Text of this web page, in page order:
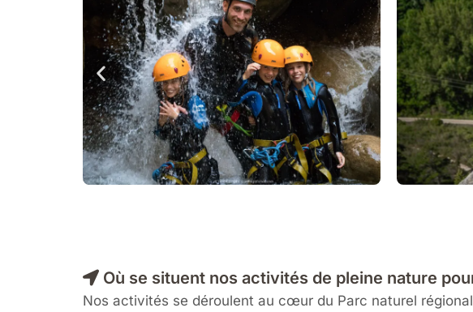
Où se situent nos activités de pleine nature
Nos activités se déroulent au cœur du Parc naturel